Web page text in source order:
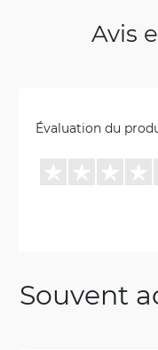
Avis
Évaluation du
Souvent